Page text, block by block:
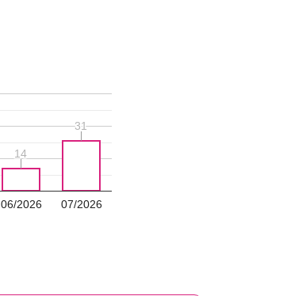
06/2026 07/2026
14
14
31
31